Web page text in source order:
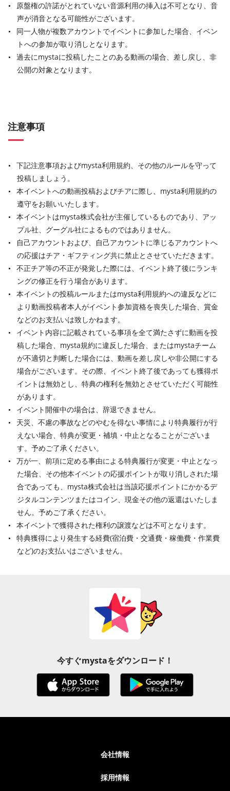
原盤権の許諾がとれていない音源利用の挿入は不可となり、音
声が消音となる可能性がございます。
同一人物が複数アカウントでイベントに参加した場合、イベン
トへの参加が取り消しとなります。
過去にmystaに投稿したことのある動画の場合、差し戻し、非
公開の対象となります。
注意事項
下記注意事項およびmysta利用規約、その他のルールを守って
投稿しましょう。
本イベントへの動画投稿およびチアに際し、mysta利用規約の
遵守をお願いいたします。
本イベントはmysta株式会社が主催しているものであり、アッ
プル社、グーグル社によるものではありません。
自己アカウントおよび、自己アカウントに準じるアカウントへ
の応援はチア・ギフティング共に禁止とさせていただきます。
不正チア等の不正が発覚した際には、イベント終了後にランキ
ングの修正を行う場合があります。
本イベントの投稿ルールまたはmysta利用規約への違反などに
より動画投稿者本人がイベント参加資格を喪失した場合、賞金
などのお支払いは致しかねます。
イベント内容に記載されている事項を全て満たさずに動画を投
稿した場合、mysta規約に違反した場合、またはmystaチーム
が不適切と判断した場合には、動画を差し戻しや非公開にする
場合がございます。その際、イベント終了後であっても獲得ポ
イントは無効とし、特典の権利を無効とさせていただく可能性
があります。
イベント開催中の場合は、辞退できません。
天災、不慮の事故などのやむを得ない事情により特典履行が行
えない場合、特典が変更・補填・中止となることがございま
す。予めご了承ください。
万が一、前項に定める事由による特典履行が変更・中止となっ
た場合、その他本イベントの応援ポイントが取り消しされた場
合であっても、mysta株式会社は当該応援ポイントにかかるデ
ジタルコンテンツまたはコイン、現金その他の返還はいたしま
せん。予めご了承ください。
本イベントで獲得された権利の譲渡などは不可となります。
特典獲得により発生する経費(宿泊費・交通費・稼働費・作業費
など)のお支払いはございません。
今すぐmystaをダウンロード！
会社情報
採用情報